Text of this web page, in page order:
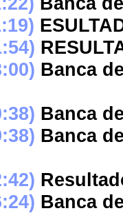
Banca
Banca
Banca
Banca